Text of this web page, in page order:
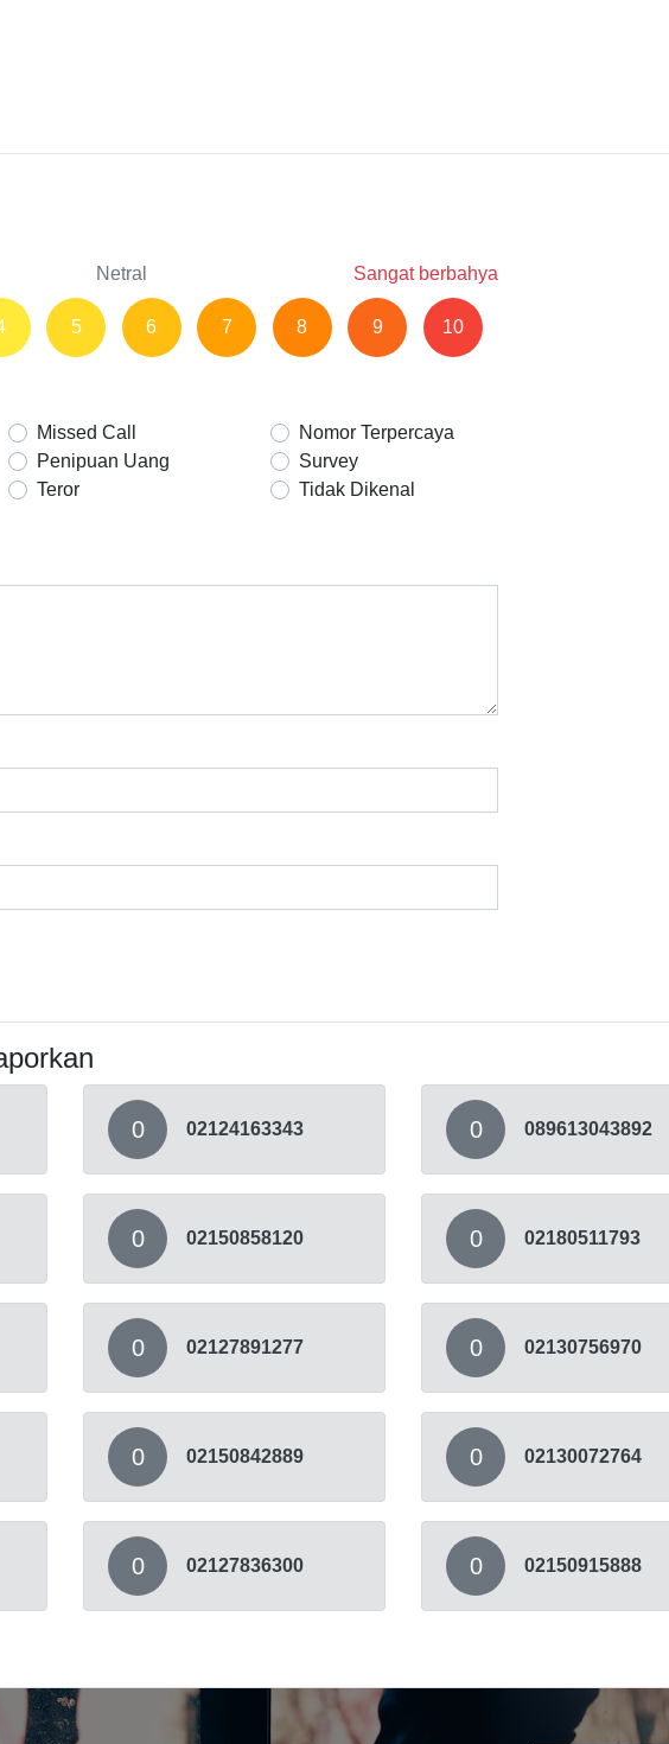
Netral Sangat berbahya
5 6 7 8 9 10
Missed Call
Nomor Terpercaya
Penipuan Uang
Survey
Teror
Tidak Dikenal
0 02124163343 0 089613043892
0 02150858120 0 02180511793
0 02127891277 0 02130756970
0 02150842889 0 02130072764
0 02127836300 0 02150915888